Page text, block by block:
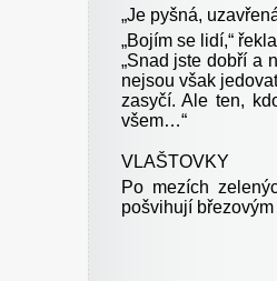
„Je pyšná,
„Bojím se lidí,“
„Snad jste dobří a
nejsou však
zasyčí. Ale ten,
všem…“
VLAŠTOVKY
Po mezích
pošvihují